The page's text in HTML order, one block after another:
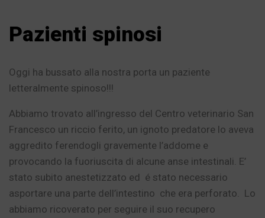
Pazienti spinosi
Oggi ha bussato alla nostra porta un paziente
letteralmente spinoso!!!
Abbiamo trovato all’ingresso del Centro veterinario San
Francesco un riccio ferito, un ignoto predatore lo aveva
aggredito ferendogli gravemente l’addome e
provocando la fuoriuscita di alcune anse intestinali. E’
stato subito anestetizzato ed é stato necessario
asportare una parte dell’intestino che era perforato. Lo
abbiamo ricoverato per seguire il suo recupero